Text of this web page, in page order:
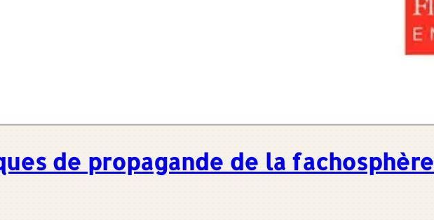
de propagande de la fachosphère